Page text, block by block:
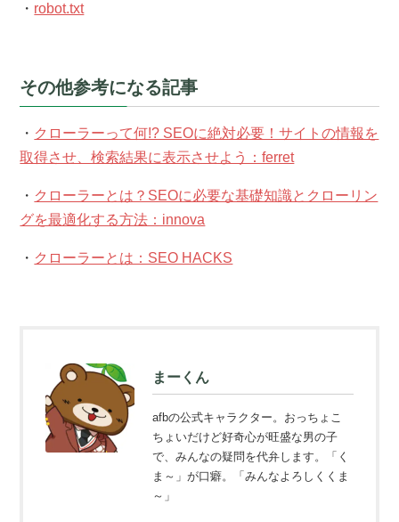
・ robot.txt
その他参考になる記事
・ クローラーって何!? SEOに絶対必要！サイトの情報を
取得させ、検索結果に表示させよう：ferret
・ クローラーとは？SEOに必要な基礎知識とクローリン
グを最適化する方法：innova
・ クローラーとは：SEO HACKS
まーくん
afbの公式キャラクター。おっちょこ
ちょいだけど好奇心が旺盛な男の子
で、みんなの疑問を代弁します。「く
ま～」が口癖。「みんなよろしくくま
～」